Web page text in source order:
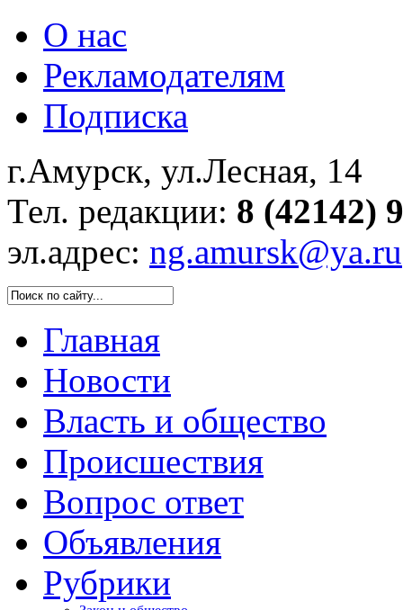
О нас
Рекламодателям
Подписка
г.Амурск, ул.Лесная, 14
Тел. редакции: 8 (42142)
эл.адрес: ng.amursk@ya.ru
Главная
Новости
Власть и общество
Происшествия
Вопрос ответ
Объявления
Рубрики